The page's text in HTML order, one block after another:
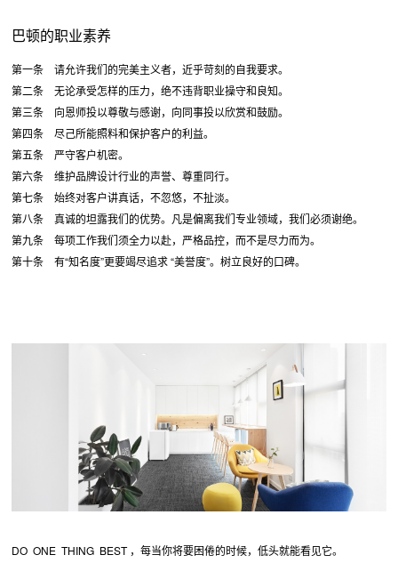
巴顿的职业素养
第一条 请允许我们的完美主义者，近乎苛刻的自我要求。
第二条 无论承受怎样的压力，绝不违背职业操守和良知。
第三条 向恩师投以尊敬与感谢，向同事投以欣赏和鼓励。
第四条 尽己所能照料和保护客户的利益。
第五条 严守客户机密。
第六条 维护品牌设计行业的声誉、尊重同行。
第七条 始终对客户讲真话，不忽悠，不扯淡。
第八条 真诚的坦露我们的优势。凡是偏离我们专业领域，我们必须谢绝。
第九条 每项工作我们须全力以赴，严格品控，而不是尽力而为。
第十条 有“知名度”更要竭尽追求 “美誉度”。树立良好的口碑。
DO ONE THING BEST ，每当你将要困倦的时候，低头就能看见它。